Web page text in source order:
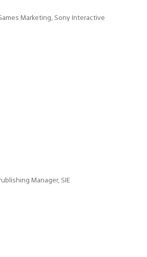
Marketing, Sony Interactive
Manager, SIE